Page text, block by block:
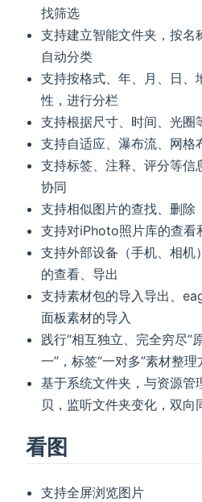
找筛选
支持建立智能文件夹，按名
自动分类
支持按格式、年、月、日、
性，进行分栏
支持根据尺寸、时间、光圈
支持自适应、瀑布流、网格
支持标签、注释、评分等
协同
支持相似图片的查找、删除
支持对iPhoto照片库的查看
支持外部设备（手机、相机
的查看、导出
支持素材包的导入导出、
面板素材的导入
践行“相互独立、完全穷尽”
一”，标签“一对多”素材整理
基于系统文件夹，与资源管
贝，监听文件夹变化，双向
看图
支持全屏浏览图片